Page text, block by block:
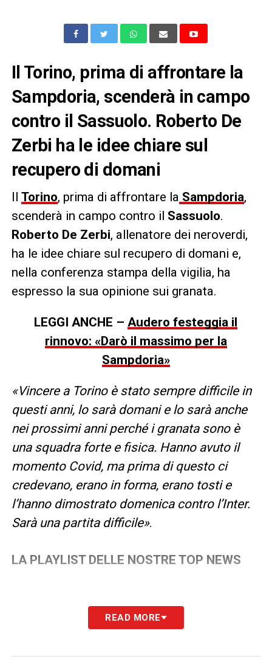
Il Torino, prima di affrontare la
Sampdoria, scenderà in campo
contro il Sassuolo. Roberto De
Zerbi ha le idee chiare sul
recupero di domani
Il Torino, prima di affrontare la Sampdoria,
scenderà in campo contro il Sassuolo.
Roberto De Zerbi, allenatore dei neroverdi,
ha le idee chiare sul recupero di domani e,
nella conferenza stampa della vigilia, ha
espresso la sua opinione sui granata.
LEGGI ANCHE – Audero festeggia il
rinnovo: «Darò il massimo per la
Sampdoria»
«Vincere a Torino è stato sempre difficile in
questi anni, lo sarà domani e lo sarà anche
nei prossimi anni perché i granata sono è
una squadra forte e fisica. Hanno avuto il
momento Covid, ma prima di questo ci
credevano, erano in forma, erano tosti e
l’hanno dimostrato domenica contro l’Inter.
Sarà una partita difficile».
LA PLAYLIST DELLE NOSTRE TOP NEWS
READ MORE